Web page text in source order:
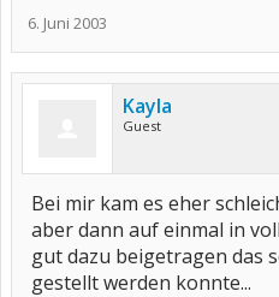
6. Juni 2003
Kayla
Guest
Bei mir kam es eher
aber dann auf einmal in
gut dazu beigetragen das
gestellt werden konnte...